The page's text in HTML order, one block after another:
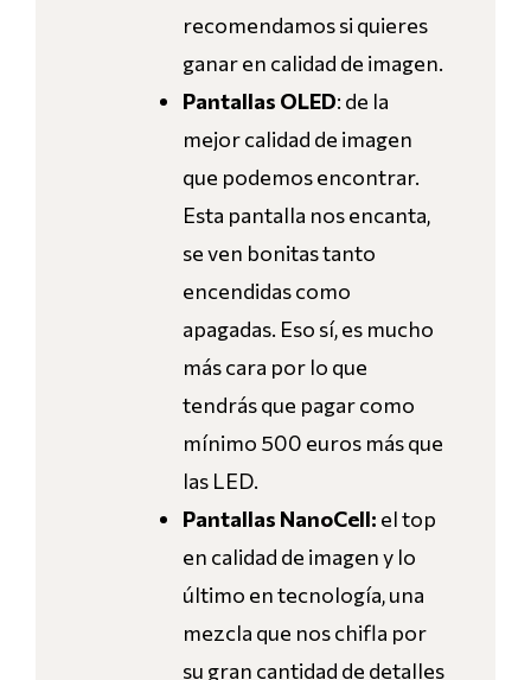
recomendamos si quieres
ganar en calidad de imagen.
Pantallas OLED: de la
mejor calidad de imagen
que podemos encontrar.
Esta pantalla nos encanta,
se ven bonitas tanto
encendidas como
apagadas. Eso sí, es mucho
más cara por lo que
tendrás que pagar como
mínimo 500 euros más que
las LED.
Pantallas NanoCell: el top
en calidad de imagen y lo
último en tecnología, una
mezcla que nos chifla por
su gran cantidad de detalles